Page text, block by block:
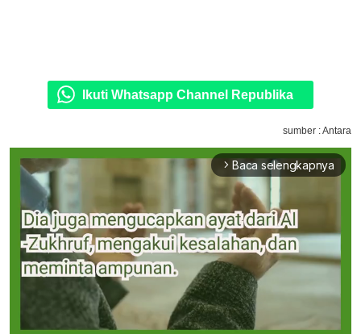
Ikuti Whatsapp Channel Republika
sumber : Antara
arrow_forward_ios Baca selengkapnya